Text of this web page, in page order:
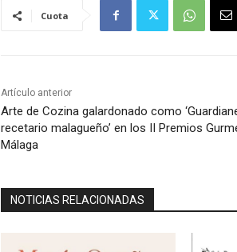
Cuota
Artículo anterior
Arte de Cozina galardonado como
recetario malagueño’ en los II Premios
Málaga
NOTICIAS RELACIONADAS